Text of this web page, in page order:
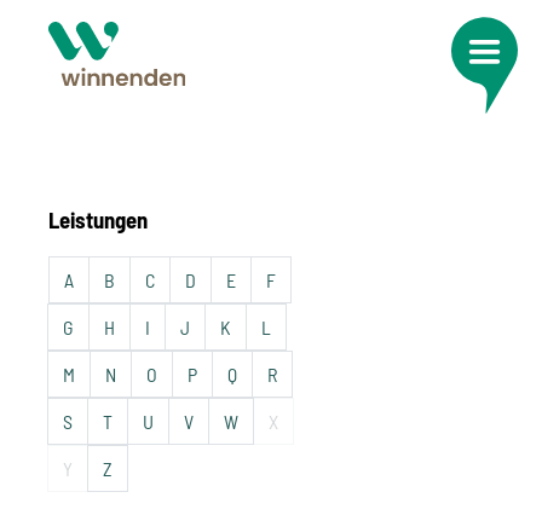
Leistungen
A B C D E F
G H I J K L
M N O P Q R
S T U V W X
Y Z